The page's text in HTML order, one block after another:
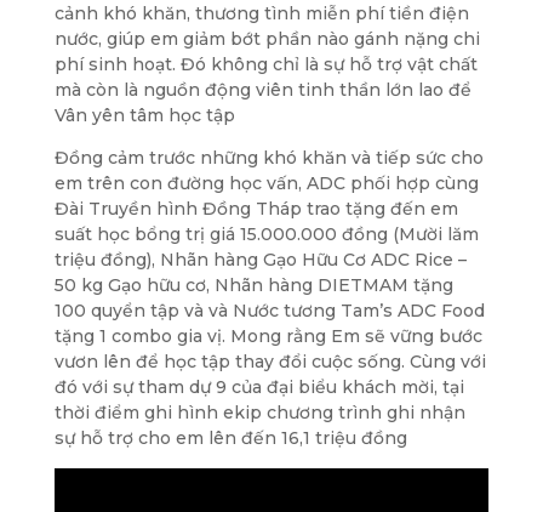
cảnh khó khăn, thương tình miễn phí tiền điện
nước, giúp em giảm bớt phần nào gánh nặng chi
phí sinh hoạt. Đó không chỉ là sự hỗ trợ vật chất
mà còn là nguồn động viên tinh thần lớn lao để
Vân yên tâm học tập
Đồng cảm trước những khó khăn và tiếp sức cho
em trên con đường học vấn, ADC phối hợp cùng
Đài Truyền hình Đồng Tháp trao tặng đến em
suất học bổng trị giá 15.000.000 đồng (Mười lăm
triệu đồng), Nhãn hàng Gạo Hữu Cơ ADC Rice –
50 kg Gạo hữu cơ, Nhãn hàng DIETMAM tặng
100 quyển tập và và Nước tương Tam’s ADC Food
tặng 1 combo gia vị. Mong rằng Em sẽ vững bước
vươn lên để học tập thay đổi cuộc sống. Cùng với
đó với sự tham dự 9 của đại biểu khách mời, tại
thời điểm ghi hình ekip chương trình ghi nhận
sự hỗ trợ cho em lên đến 16,1 triệu đồng